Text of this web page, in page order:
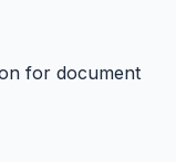
for document